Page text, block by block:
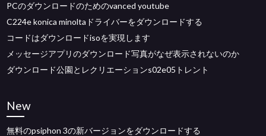
PCのダウンロードのためのvanced youtube
C224e konica minoltaドライバーをダウンロードする
コードはダウンロードisoを実現します
メッセージアプリのダウンロード写真がなぜ表示されないのか
ダウンロード公園とレクリエーションs02e05トレント
New
無料のpsiphon 3の新バージョンをダウンロードする